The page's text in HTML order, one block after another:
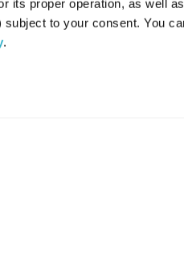
its proper operation, as well
to your consent. You
.